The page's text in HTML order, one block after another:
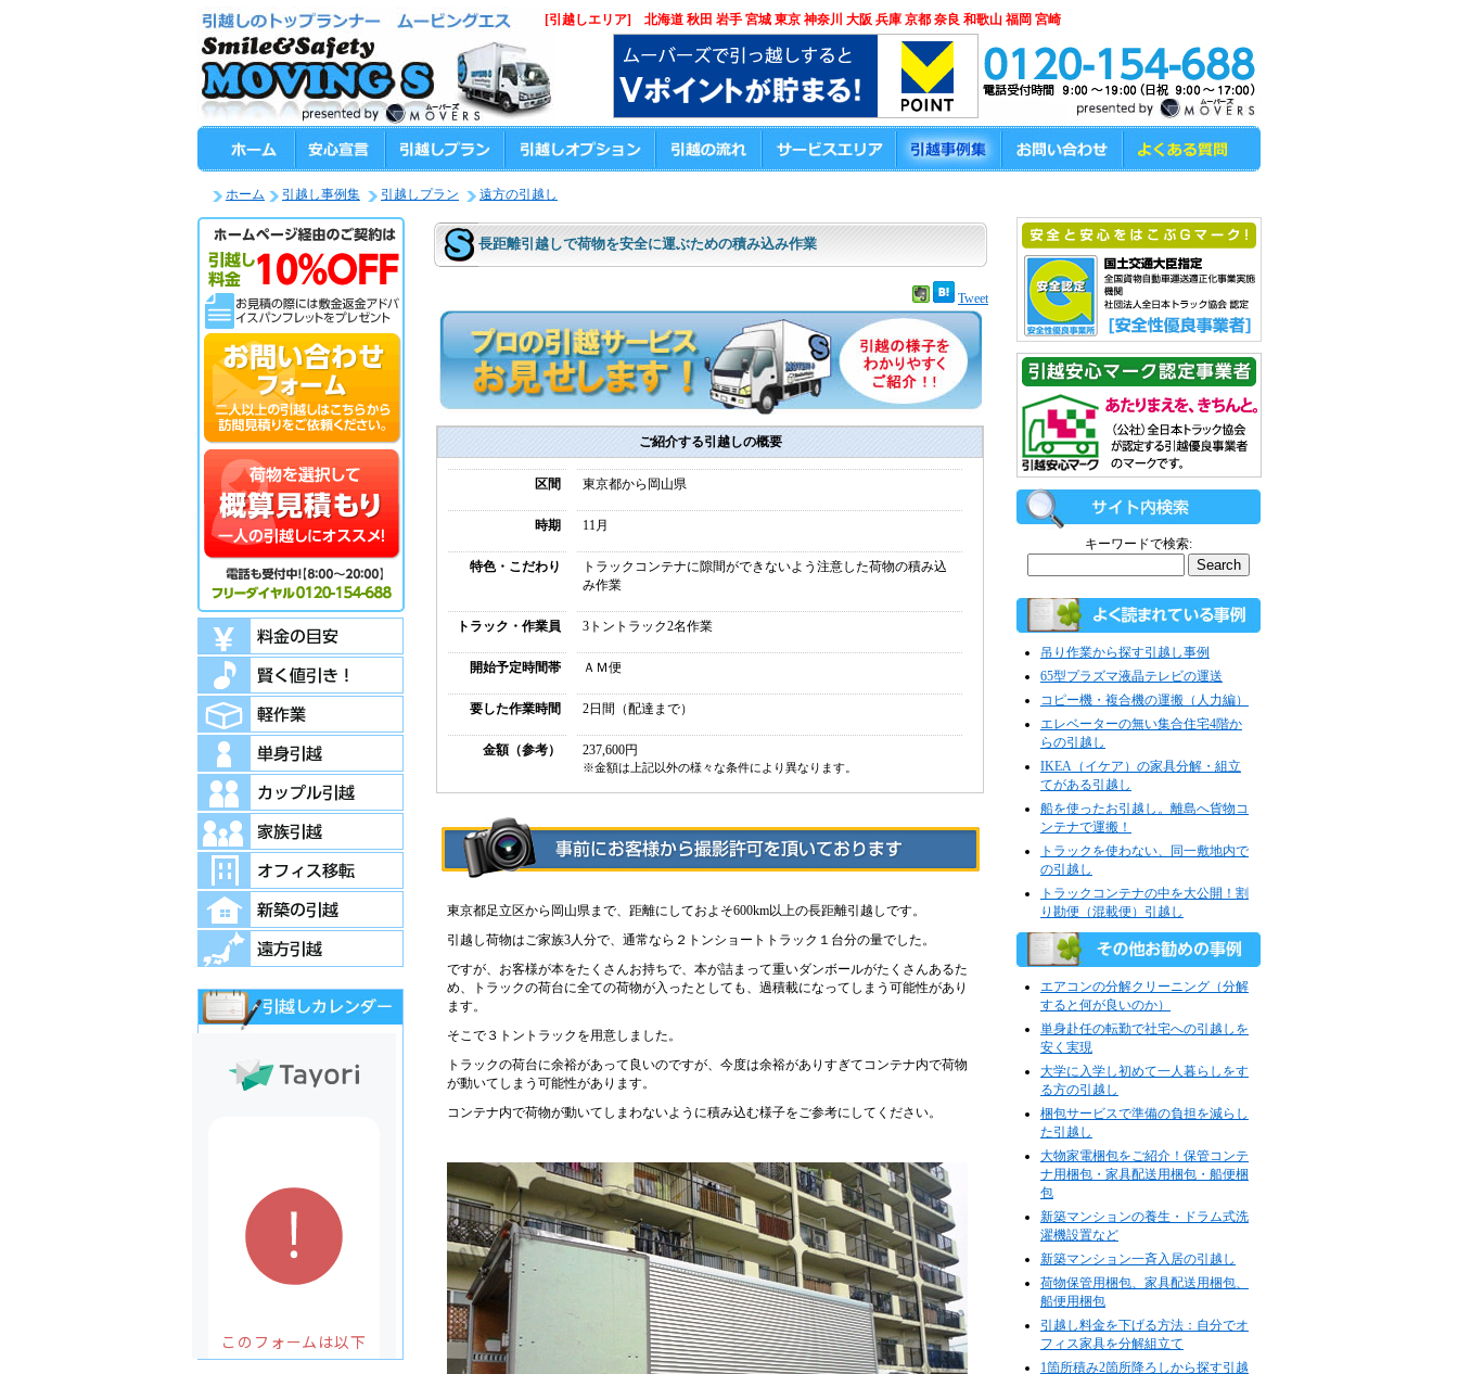
ホーム 引越し事例集 引越しプラン 遠方の引越し
長距離引越しで荷物を安全に運ぶための積み込み作業
Tweet
ご紹介する引越しの概要
区間 東京都から岡山県
時期 11月
特色・こだわり
トラックコンテナに隙間ができないよう注意した荷物の積み込
み作業
トラック・作業員 3トントラック2名作業
開始予定時間帯 ＡＭ便
要した作業時間 2日間（配達まで）
金額（参考） 237,600円
※金額は上記以外の様々な条件により異なります。
東京都足立区から岡山県まで、距離にしておよそ600km以上の長距離引越しです。
引越し荷物はご家族3人分で、通常なら２トンショートトラック１台分の量でした。
ですが、お客様が本をたくさんお持ちで、本が詰まって重いダンボールがたくさんあるた
め、トラックの荷台に全ての荷物が入ったとしても、過積載になってしまう可能性があり
ます。
そこで３トントラックを用意しました。
トラックの荷台に余裕があって良いのですが、今度は余裕がありすぎてコンテナ内で荷物
が動いてしまう可能性があります。
コンテナ内で荷物が動いてしまわないように積み込む様子をご参考にしてください。
キーワードで検索:
吊り作業から探す引越し事例
65型プラズマ液晶テレビの運送
コピー機・複合機の運搬（人力編）
エレベーターの無い集合住宅4階か
らの引越し
IKEA（イケア）の家具分解・組立
てがある引越し
船を使ったお引越し。離島へ貨物コ
ンテナで運搬！
トラックを使わない、同一敷地内で
の引越し
トラックコンテナの中を大公開！割
り勘便（混載便）引越し
エアコンの分解クリーニング（分解
すると何が良いのか）
単身赴任の転勤で社宅への引越しを
安く実現
大学に入学し初めて一人暮らしをす
る方の引越し
梱包サービスで準備の負担を減らし
た引越し
大物家電梱包をご紹介！保管コンテ
ナ用梱包・家具配送用梱包・船便梱
包
新築マンションの養生・ドラム式洗
濯機設置など
新築マンション一斉入居の引越し
荷物保管用梱包、家具配送用梱包、
船便用梱包
引越し料金を下げる方法：自分でオ
フィス家具を分解組立て
1箇所積み2箇所降ろしから探す引越
[引越しエリア] 北海道 秋田 岩手 宮城 東京 神奈川 大阪 兵庫 京都 奈良 和歌山 福岡 宮崎